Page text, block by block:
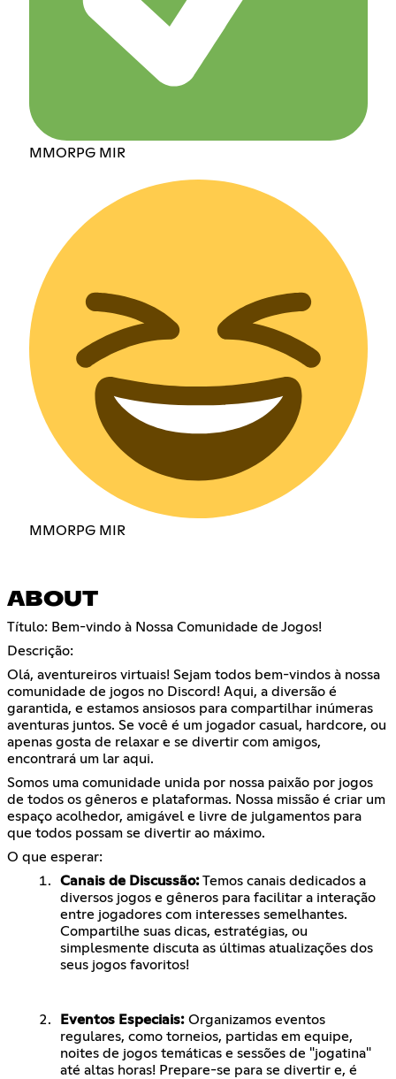
MMORPG MIR
MMORPG MIR
ABOUT
Título: Bem-vindo à Nossa Comunidade de Jogos!
Descrição:
Olá, aventureiros virtuais! Sejam todos bem-vindos à nossa
comunidade de jogos no Discord! Aqui, a diversão é
garantida, e estamos ansiosos para compartilhar inúmeras
aventuras juntos. Se você é um jogador casual, hardcore, ou
apenas gosta de relaxar e se divertir com amigos,
encontrará um lar aqui.
Somos uma comunidade unida por nossa paixão por jogos
de todos os gêneros e plataformas. Nossa missão é criar um
espaço acolhedor, amigável e livre de julgamentos para
que todos possam se divertir ao máximo.
O que esperar:
Canais de Discussão:Temos canais dedicados a
diversos jogos e gêneros para facilitar a interação
entre jogadores com interesses semelhantes.
Compartilhe suas dicas, estratégias, ou
simplesmente discuta as últimas atualizações dos
seus jogos favoritos!
Eventos Especiais: Organizamos eventos
regulares, como torneios, partidas em equipe,
noites de jogos temáticas e sessões de "jogatina"
até altas horas! Prepare-se para se divertir e, é